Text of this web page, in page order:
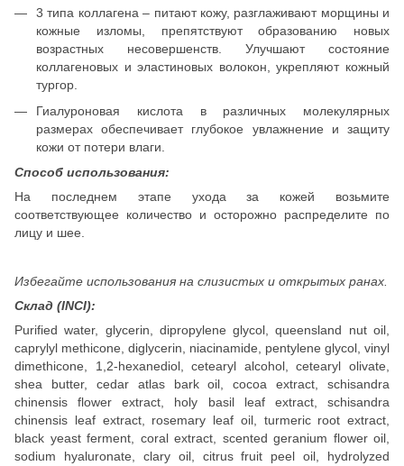
3 типа коллагена – питают кожу, разглаживают морщины и
кожные изломы, препятствуют образованию новых
возрастных несовершенств. Улучшают состояние
коллагеновых и эластиновых волокон, укрепляют кожный
тургор.
Гиалуроновая кислота в различных молекулярных
размерах обеспечивает глубокое увлажнение и защиту
кожи от потери влаги.
Способ использования:
На последнем этапе ухода за кожей возьмите
соответствующее количество и осторожно распределите по
лицу и шее.
Избегайте использования на слизистых и открытых ранах.
Склад (INCI):
Purified water, glycerin, dipropylene glycol, queensland nut oil,
caprylyl methicone, diglycerin, niacinamide, pentylene glycol, vinyl
dimethicone, 1,2-hexanediol, cetearyl alcohol, cetearyl olivate,
shea butter, cedar atlas bark oil, cocoa extract, schisandra
chinensis flower extract, holy basil leaf extract, schisandra
chinensis leaf extract, rosemary leaf oil, turmeric root extract,
black yeast ferment, coral extract, scented geranium flower oil,
sodium hyaluronate, clary oil, citrus fruit peel oil, hydrolyzed